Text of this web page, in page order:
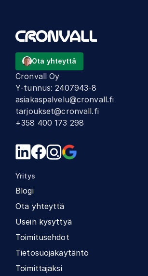
Ota yhteyttä
Cronvall Oy
Y-tunnus:2407943-8
asiakaspalvelu@cronvall.fi
tarjoukset@cronvall.fi
+358 400 173 298
Yritys
Blogi
Ota yhteyttä
Usein kysyttyä
Toimitusehdot
Tietosuojakäytäntö
Toimittajaksi